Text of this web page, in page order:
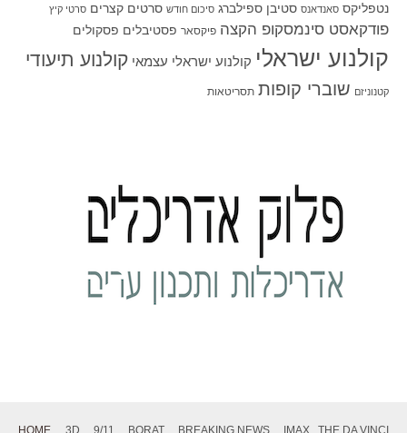
נטפליקס סאנדאנס סטיבן ספילברג סיכום חודש סרטים קצרים סרטי קיץ
פודקאסט סינמסקופ הקצה פיקסאר פסטיבלים פסקולים
קולנוע ישראלי קולנוע ישראלי עצמאי קולנוע תיעודי
קטנוניזם שוברי קופות תסריטאות